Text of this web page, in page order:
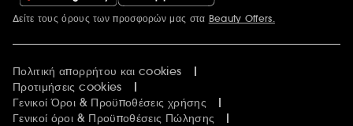
Περισσότερες πληροφορίες
Δείτε τους όρους των προσφορών μας στα Beauty Offers.
Πολιτική απορρήτου και cookies
Προτιμήσεις cookies
Γενικοί Όροι & Προϋποθέσεις χρήσης
Γενικοί όροι & Προϋποθέσεις Πώλησης